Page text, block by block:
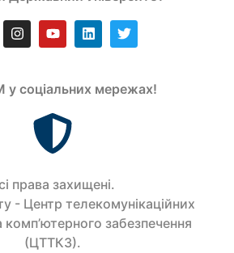
у соціальних мережах!
права захищенi.
- Центр телекомунікаційних
комп’ютерного забезпечення
(ЦТТКЗ).